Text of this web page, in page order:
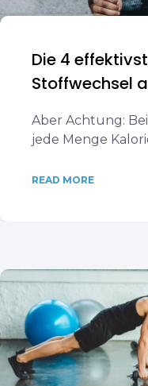
Die 4
Stoffwechsel
Aber Achtung:
jede Menge
READ MORE